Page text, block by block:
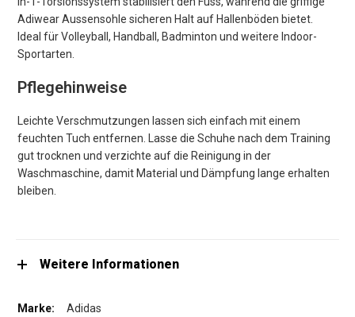
Adiwear Aussensohle sicheren Halt auf Hallenböden bietet.
Ideal für Volleyball, Handball, Badminton und weitere Indoor-
Sportarten.
Pflegehinweise
Leichte Verschmutzungen lassen sich einfach mit einem
feuchten Tuch entfernen. Lasse die Schuhe nach dem Training
gut trocknen und verzichte auf die Reinigung in der
Waschmaschine, damit Material und Dämpfung lange erhalten
bleiben.
Weitere Informationen
Adidas